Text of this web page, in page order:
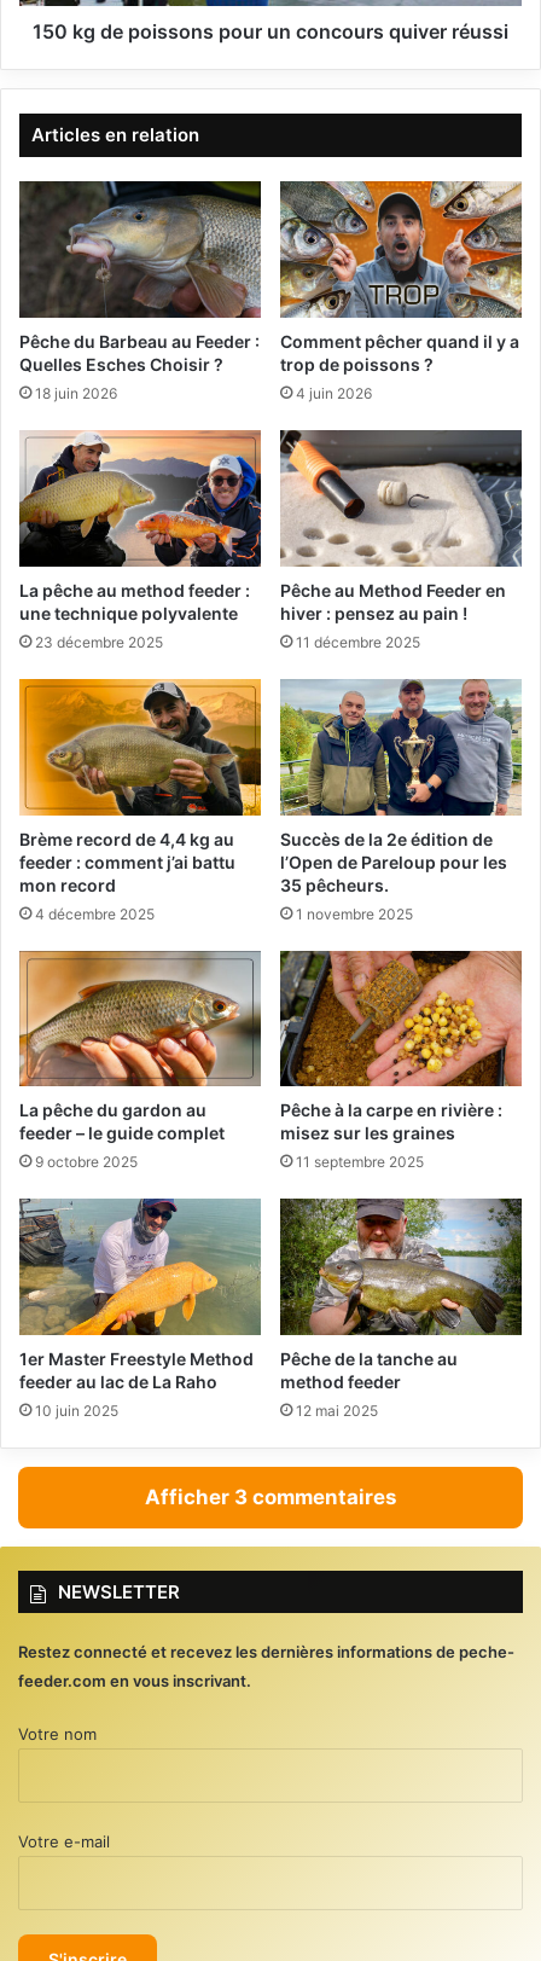
s
p
o
r
n
c
o
n
o
s
q
i
v
e
r
i
150 kg de poissons pour un concours quiver réussi
Articles en relation
Pêche du Barbeau au Feeder :
Quelles Esches Choisir ?
18 juin 2026
Comment pêcher quand il y a
trop de poissons ?
4 juin 2026
La pêche au method feeder :
une technique polyvalente
23 décembre 2025
Pêche au Method Feeder en
hiver : pensez au pain !
11 décembre 2025
Brème record de 4,4 kg au
feeder : comment j’ai battu
mon record
4 décembre 2025
Succès de la 2e édition de
l’Open de Pareloup pour les
35 pêcheurs.
1 novembre 2025
La pêche du gardon au
feeder – le guide complet
9 octobre 2025
Pêche à la carpe en rivière :
misez sur les graines
11 septembre 2025
1er Master Freestyle Method
feeder au lac de La Raho
10 juin 2025
Pêche de la tanche au
method feeder
12 mai 2025
Afficher 3 commentaires
NEWSLETTER
Restez connecté et recevez les dernières informations de peche-
feeder.com en vous inscrivant.
Votre nom
Votre e-mail